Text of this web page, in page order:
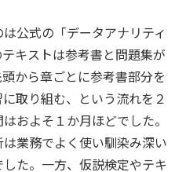
公式の「データアナリティ
キストは参考書と問題集が
から章ごとに参考書部分を
取り組む、という流れを２
およそ１か月ほどでした。
業務でよく使い馴染み深い
た。一方、仮説検定やテキ